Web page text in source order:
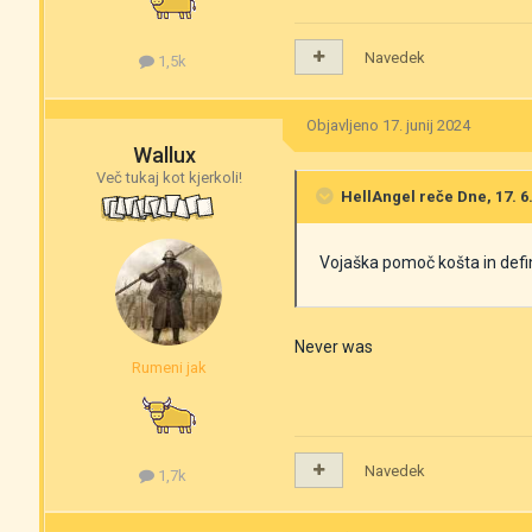
1,5k Navedek
Wallux
Več tukaj kot kjerkoli!
Rumeni jak
1,7k
Objavljeno 17. junij 2024
HellAngel reče Dne, 17.
Vojaška pomoč košta in
Never was
Navedek